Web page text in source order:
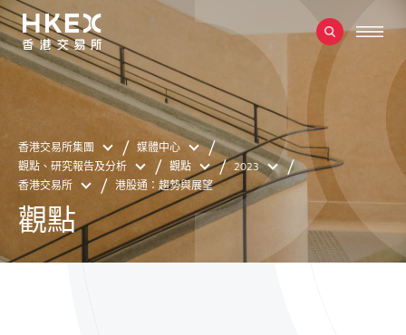
香港交易所集團
媒體中心
觀點、研究報告及分析
觀點
2023
香港交易所
港股通：趨勢與展望
觀點